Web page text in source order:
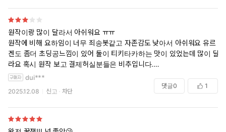
원작이랑 많이 달라서 아쉬워요 ㅠㅠ
원작에 비해 요하임이 너무 죄송봇같고 자존감도 낮아서 아쉬워요 유르
겐도 좀더 초딩공느낌이 있어 둘이 티키타카하는 맛이 있었는데 많이 달
라요 혹시 원작 보고 결제허실분들은 비추입니다.
그래도 그림체는 진짜 좋은 것같요
dui***
2025.12.08 신고 차단
댓글0 1